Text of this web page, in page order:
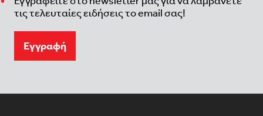
τις τελευταίες ειδήσεις το email σας!
Eγγραφή